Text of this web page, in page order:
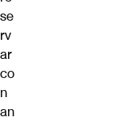
se
rv
ar
co
n
an